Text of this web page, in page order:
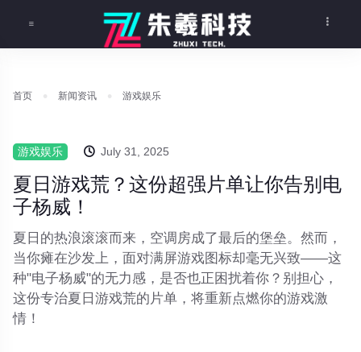
首页 新闻资讯 游戏娱乐
游戏娱乐 July 31, 2025
夏日游戏荒？这份超强片单让你告别电
子杨威！
夏日的热浪滚滚而来，空调房成了最后的堡垒。然而，
当你瘫在沙发上，面对满屏游戏图标却毫无兴致——这
种"电子杨威"的无力感，是否也正困扰着你？别担心，
这份专治夏日游戏荒的片单，将重新点燃你的游戏激
情！